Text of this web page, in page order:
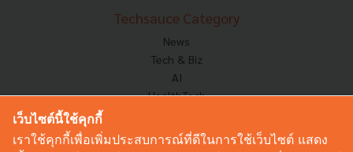
Techsauce Category
News
Tech & Biz
AI
HealthTech
Corp Innov
เว็บไซต์นี้ใช้คุกกี้
เราใช้คุกกี้เพื่อเพิ่มประสบการณ์ที่ดีในการใช้เว็บไซต์ แสดง